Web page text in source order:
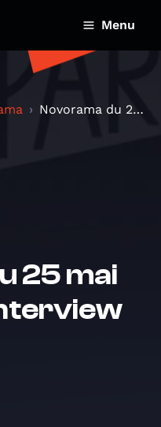
Menu
Novorama du 25 mai 2015 avec l'interview de Nôze
25 mai